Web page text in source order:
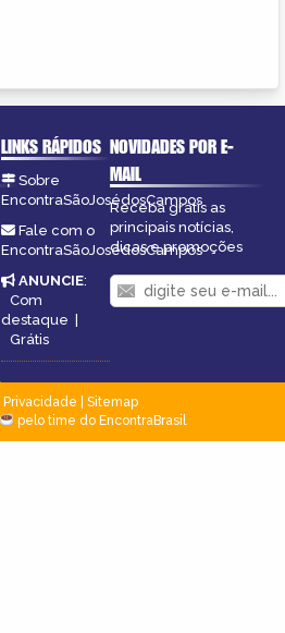
LINKS RÁPIDOS
Sobre
EncontraSãoJosédosCampos
Fale com o
EncontraSãoJosédosCampos
ANUNCIE:
Com
destaque |
Grátis
NOVIDADES POR E-
MAIL
Receba grátis as
principais notícias,
dicas e promoções
Privacidade
Sitemap
pelo time do EncontraBrasil